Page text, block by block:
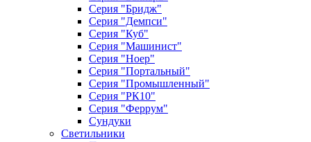
Серия "Бридж"
Серия "Демпси"
Серия "Куб"
Серия "Машинист"
Серия "Ноер"
Серия "Портальный"
Серия "Промышленный"
Серия "РК10"
Серия "Феррум"
Сундуки
Светильники